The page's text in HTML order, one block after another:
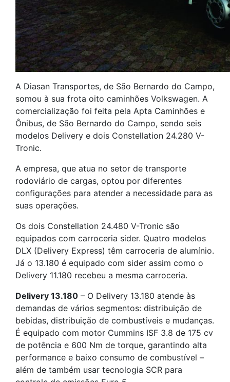
A Diasan Transportes, de São Bernardo do Campo,
somou à sua frota oito caminhões Volkswagen. A
comercialização foi feita pela Apta Caminhões e
Ônibus, de São Bernardo do Campo, sendo seis
modelos Delivery e dois Constellation 24.280 V-
Tronic.
A empresa, que atua no setor de transporte
rodoviário de cargas, optou por diferentes
configurações para atender a necessidade para as
suas operações.
Os dois Constellation 24.480 V-Tronic são
equipados com carroceria sider. Quatro modelos
DLX (Delivery Express) têm carroceria de alumínio.
Já o 13.180 é equipado com sider assim como o
Delivery 11.180 recebeu a mesma carroceria.
Delivery 13.180 – O Delivery 13.180 atende às
demandas de vários segmentos: distribuição de
bebidas, distribuição de combustíveis e mudanças.
É equipado com motor Cummins ISF 3.8 de 175 cv
de potência e 600 Nm de torque, garantindo alta
performance e baixo consumo de combustível –
além de também usar tecnologia SCR para